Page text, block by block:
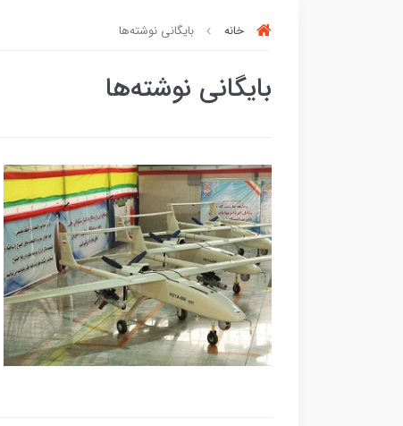
خانه بایگانی نوشته‌ها
بایگانی نوشته‌ها